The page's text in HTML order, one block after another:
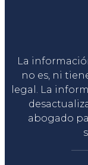
La
no es, ni
legal. La
abogado